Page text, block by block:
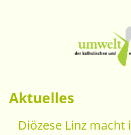
Aktuelles
Diözese Linz